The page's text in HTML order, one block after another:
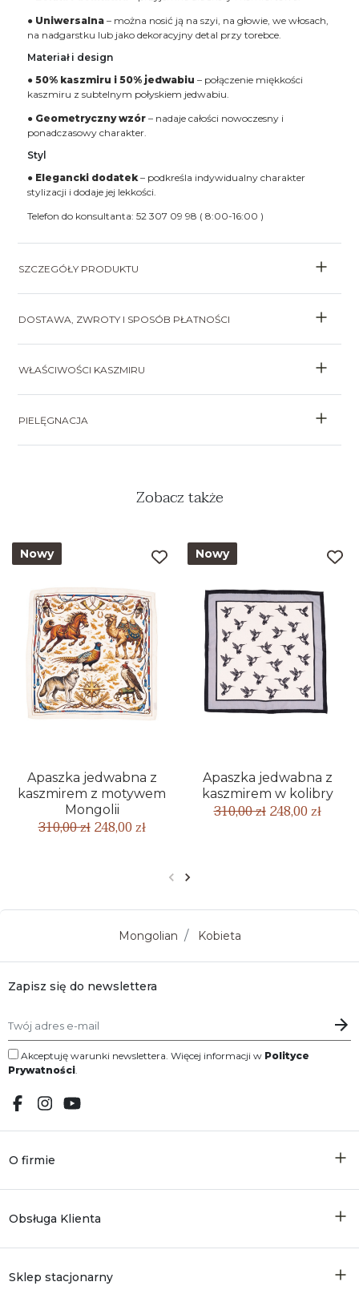
● Uniwersalna – można nosić ją na szyi, na głowie, we włosach,
na nadgarstku lub jako dekoracyjny detal przy torebce.
Materiał i design
● 50% kaszmiru i 50% jedwabiu – połączenie miękkości
kaszmiru z subtelnym połyskiem jedwabiu.
● Geometryczny wzór – nadaje całości nowoczesny i
ponadczasowy charakter.
Styl
● Elegancki dodatek– podkreśla indywidualny charakter
stylizacji i dodaje jej lekkości.
Telefon do konsultanta: 52 307 09 98 ( 8:00-16:00 )
SZCZEGÓŁY PRODUKTU
DOSTAWA, ZWROTY I SPOSÓB PŁATNOŚCI
WŁAŚCIWOŚCI KASZMIRU
PIELĘGNACJA
Zobacz także
Nowy
Apaszka jedwabna z
kaszmirem z motywem
Mongolii
310,00 zł248,00 zł
Nowy
Apaszka jedwabna z
kaszmirem w kolibry
310,00 zł248,00 zł
Poprzedni
Następny
Mongolian Kobieta
Zapisz się do newslettera
Akceptuję warunki newslettera. Więcej informacji w Polityce
Prywatności.
O firmie
Obsługa Klienta
Sklep stacjonarny